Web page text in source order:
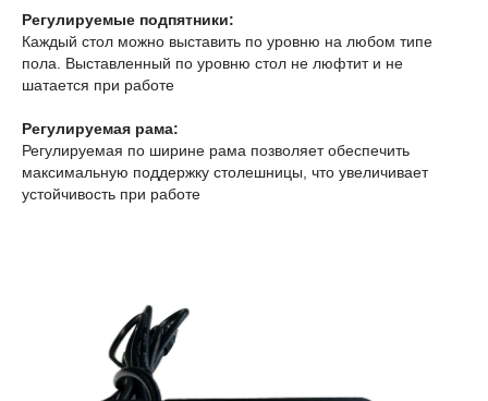
Регулируемые подпятники:
Каждый стол можно выставить по уровню на любом типе
пола. Выставленный по уровню стол не люфтит и не
шатается при работе
Регулируемая рама:
Регулируемая по ширине рама позволяет обеспечить
максимальную поддержку столешницы, что увеличивает
устойчивость при работе